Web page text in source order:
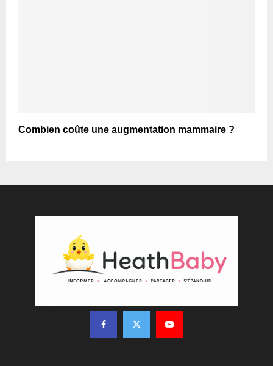
Combien coûte une augmentation mammaire ?